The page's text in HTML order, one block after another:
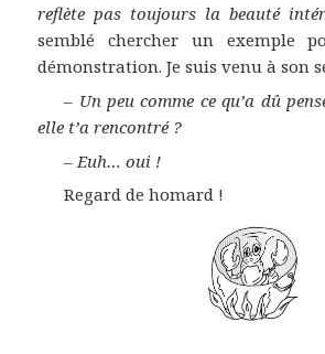
reflète pas toujours la beauté
semblé chercher un exemple
démonstration. Je suis venu à son
– Un peu comme ce qu’a dû
elle t’a rencontré ?
– Euh… oui !
Regard de homard !